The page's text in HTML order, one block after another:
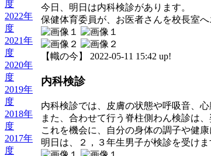
度
2022年
度
2021年
度
2020年
度
2019年
度
2018年
度
2017年
度
今日、明日は内科検診があります。
保健体育委員が、お医者さんを校長室へ
【幟の今】 2022-05-11 15:42 up!
内科検診
内科検診では、皮膚の状態や呼吸音、
また、合わせて行う脊柱側わん検診は
これを機会に、自分の身体の調子や健
明日は、２，３年生男子が検診を受けま